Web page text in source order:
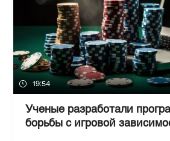
19:54
Ученые разработали
борьбы с игровой